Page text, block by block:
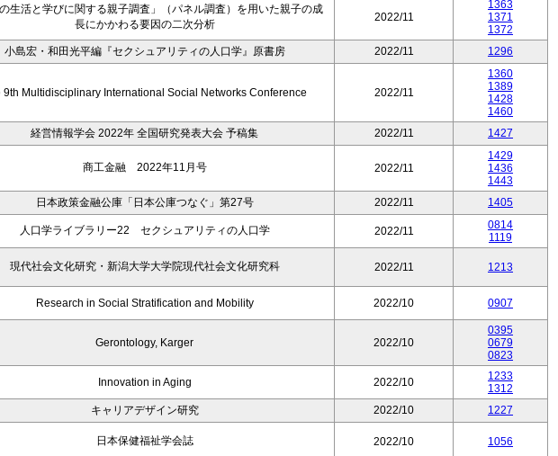
生活と学びに関する親子調査」（パネル調査）を用いた親子の成
長にかかわる要因の二次分析
2022/11
1363
1371
1372
小島宏・和田光平編『セクシュアリティの人口学』原書房 2022/11 1296
9th Multidisciplinary International Social Networks Conference 2022/11
1360
1389
1428
1460
経営情報学会 2022年 全国研究発表大会 予稿集 2022/11 1427
商工金融 2022年11月号 2022/11
1429
1436
1443
日本政策金融公庫「日本公庫つなぐ」第27号 2022/11 1405
人口学ライブラリー22 セクシュアリティの人口学 2022/11
0814
1119
現代社会文化研究・新潟大学大学院現代社会文化研究科 2022/11 1213
Research in Social Stratification and Mobility 2022/10 0907
Gerontology, Karger 2022/10
0395
0679
0823
Innovation in Aging 2022/10
1233
1312
キャリアデザイン研究 2022/10
1227
日本保健福祉学会誌 2022/10 1056